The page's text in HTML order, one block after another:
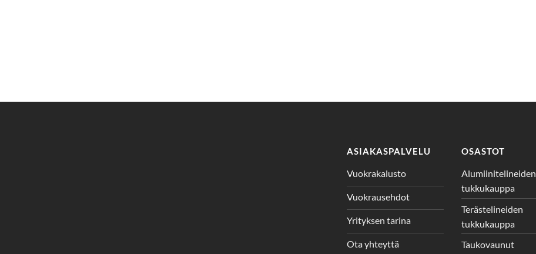
ASIAKASPALVELU
Vuokrakalusto
Vuokrausehdot
Yrityksen tarina
Ota yhteyttä
OSASTOT
Alumiinitelineiden
tukkukauppa
Terästelineiden
tukkukauppa
Taukovaunut